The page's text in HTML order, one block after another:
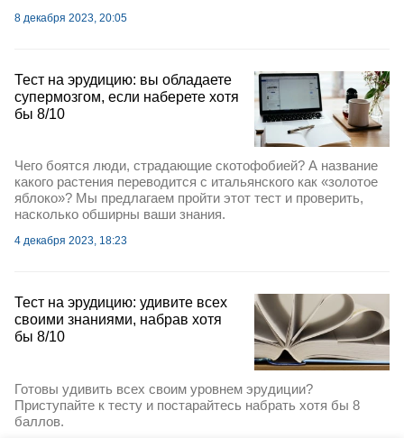
8 декабря 2023, 20:05
Тест на эрудицию: вы обладаете
супермозгом, если наберете хотя
бы 8/10
Чего боятся люди, страдающие скотофобией? А название
какого растения переводится с итальянского как «золотое
яблоко»? Мы предлагаем пройти этот тест и проверить,
насколько обширны ваши знания.
4 декабря 2023, 18:23
Тест на эрудицию: удивите всех
своими знаниями, набрав хотя
бы 8/10
Готовы удивить всех своим уровнем эрудиции?
Приступайте к тесту и постарайтесь набрать хотя бы 8
баллов.